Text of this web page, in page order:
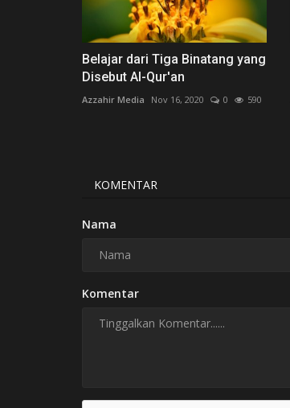
Belajar dari Tiga Binatang yang
Disebut Al-Qur'an
Azzahir Media Nov 16, 2020 0 590
KOMENTAR
Nama
Komentar